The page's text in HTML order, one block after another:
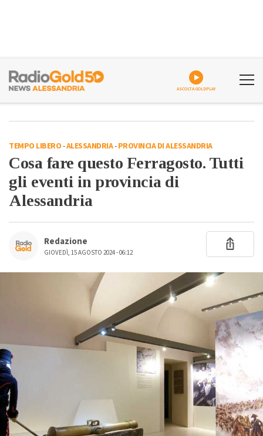
ASCOLTA GOLDPLAY
TEMPO LIBERO-ALESSANDRIA-PROVINCIA DI ALESSANDRIA
Cosa fare questo Ferragosto. Tutti
gli eventi in provincia di
Alessandria
Redazione
GIOVEDÌ, 15 AGOSTO 2024 - 06:12